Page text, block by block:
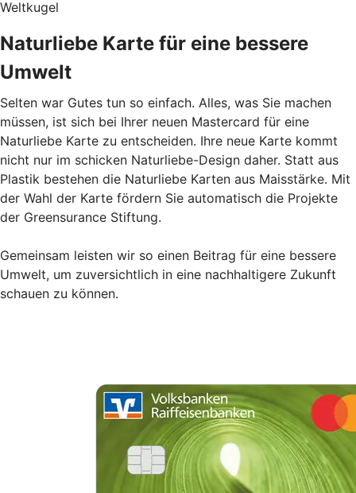
Weltkugel
Naturliebe Karte für eine bessere
Umwelt
Selten war Gutes tun so einfach. Alles, was Sie machen
müssen, ist sich bei Ihrer neuen Mastercard für eine
Naturliebe Karte zu entscheiden. Ihre neue Karte kommt
nicht nur im schicken Naturliebe-Design daher. Statt aus
Plastik bestehen die Naturliebe Karten aus Maisstärke. Mit
der Wahl der Karte fördern Sie automatisch die Projekte
der Greensurance Stiftung.
Gemeinsam leisten wir so einen Beitrag für eine bessere
Umwelt, um zuversichtlich in eine nachhaltigere Zukunft
schauen zu können.